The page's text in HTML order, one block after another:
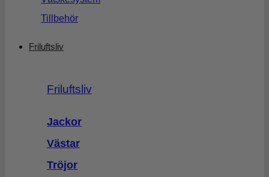
Tillbehör
Friluftsliv
Friluftsliv
Jackor
Västar
Tröjor